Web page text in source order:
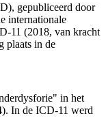
gepubliceerd door
internationale
11 (2018, van kracht
plaats in de
in het
In de ICD-11 werd